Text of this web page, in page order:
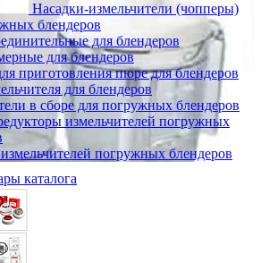
Насадки-измельчители (чопперы)
блендеров
для блендеров
для блендеров
приготовления пюре для блендеров
для блендеров
в сборе для погружных блендеров
измельчителей погружных
погружных блендеров
каталога